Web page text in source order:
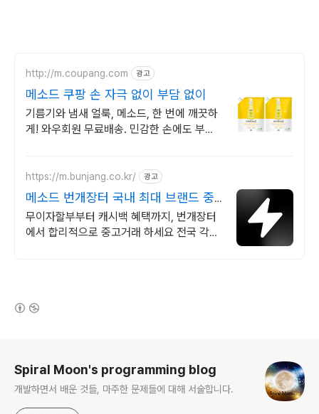
http://m.coupang.com 광고
메소드 쿠팡 손 자극 없이 부담 없이
기름기와 냄새 얼룩, 메소드, 한 번에 깨끗하
게! 와우회원 무료배송. 민감한 손에도 부드
https://m.bunjang.co.kr/ 광고
메소드 번개장터 국내 최대 브랜드 중
고거래
무이자할부부터 캐시백 혜택까지, 번개장터
에서 합리적으로 중고거래 하세요 전국 각지
Spiral Moon's programming blog
개발하면서 배운 것들, 마주한 문제들에 대해 서술합니다.